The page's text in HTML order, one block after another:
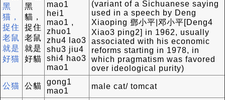
黑
猫，
捉住
老鼠
就是
好猫
黑
貓，
捉住
老鼠
就是
好貓
mao1
hei1
mao1 ,
zhuo1
zhu4 lao3
shu3 jiu4
shi4 hao3
mao1
(variant of a Sichuanese saying
used in a speech by Deng
Xiaoping 鄧小平|邓小平[Deng4
Xiao3 ping2] in 1962, usually
associated with his economic
reforms starting in 1978, in
which pragmatism was favored
over ideological purity)
公猫 公貓
gong1
mao1
male cat/ tomcat